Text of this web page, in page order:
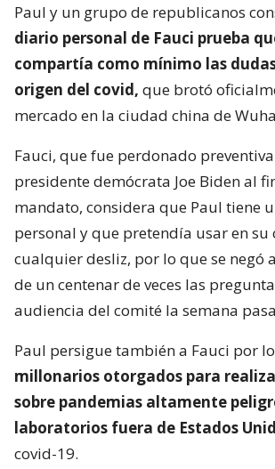
Paul y un grupo de republicanos
diario personal de Fauci prueba
compartía como mínimo las
origen del covid, que brotó
mercado en la ciudad china de
Fauci, que fue perdonado
presidente demócrata Joe Biden al
mandato, considera que Paul tiene
personal y que pretendía usar en su
cualquier desliz, por lo que se negó
de un centenar de veces las
audiencia del comité la semana
Paul persigue también a Fauci por
millonarios otorgados para
sobre pandemias altamente
laboratorios fuera de Estados
covid-19.